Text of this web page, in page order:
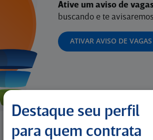
Ative um aviso de
buscando e te
ATIVAR AVISO DE VAGAS
Destaque seu perfil
para quem contrata